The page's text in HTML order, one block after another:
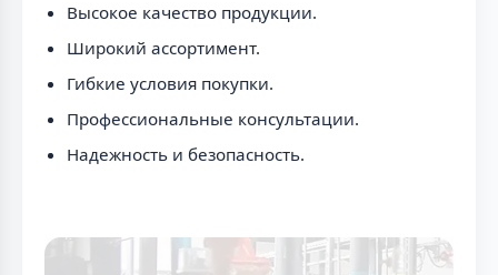
Высокое качество продукции.
Широкий ассортимент.
Гибкие условия покупки.
Профессиональные консультации.
Надежность и безопасность.